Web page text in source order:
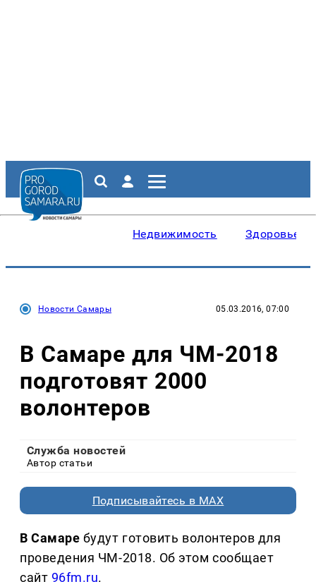
Недвижимость Здоровье
Новости Самары 05.03.2016, 07:00
В Самаре для ЧМ-2018
подготовят 2000
волонтеров
Служба новостей
Автор статьи
Подписывайтесь в MAX
В Самаре будут готовить волонтеров для
проведения ЧМ-2018. Об этом сообщает
сайт 96fm.ru.